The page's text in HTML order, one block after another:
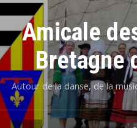
Amicale
Bretagne
Autour de la danse, de la